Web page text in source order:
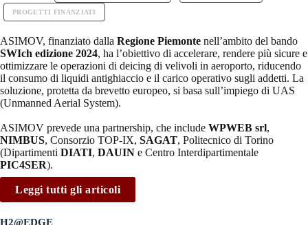
PROGETTI FINANZIATI
ASIMOV, finanziato dalla Regione Piemonte nell’ambito del bando
SWIch edizione 2024, ha l’obiettivo di accelerare, rendere più sicure e
ottimizzare le operazioni di deicing di velivoli in aeroporto, riducendo
il consumo di liquidi antighiaccio e il carico operativo sugli addetti. La
soluzione, protetta da brevetto europeo, si basa sull’impiego di UAS
(Unmanned Aerial System).
ASIMOV prevede una partnership, che include WPWEB srl,
NIMBUS, Consorzio TOP-IX, SAGAT, Politecnico di Torino
(Dipartimenti DIATI, DAUIN e Centro Interdipartimentale
PIC4SER).
Leggi tutti gli articoli
H2@EDGE